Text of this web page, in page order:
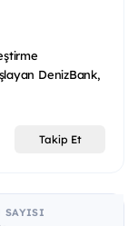
DenizBank,
Takip Et
SAYISI